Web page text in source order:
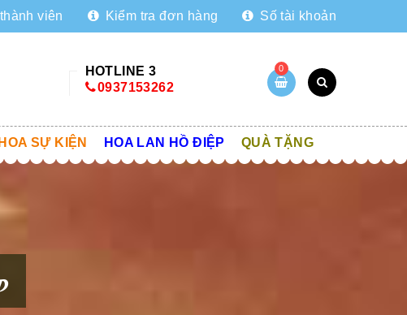
viên Kiểm tra đơn hàng Số tài khoản
HOTLINE 3
0937153262
0
HOA SỰ KIỆN HOA LAN HỒ ĐIỆP QUÀ TẶNG